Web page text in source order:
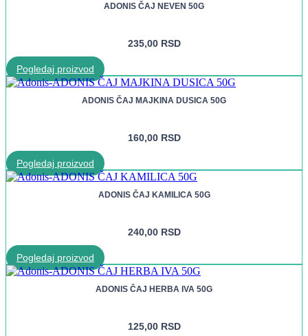
ADONIS ČAJ NEVEN 50G
235,00 RSD
Pogledaj proizvod
ADONIS ČAJ MAJKINA DUSICA 50G
160,00 RSD
Pogledaj proizvod
ADONIS ČAJ KAMILICA 50G
240,00 RSD
Pogledaj proizvod
ADONIS ČAJ HERBA IVA 50G
125,00 RSD